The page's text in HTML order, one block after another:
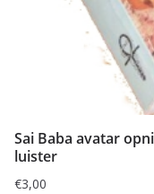
Sai Baba avatar
luister
€3,00